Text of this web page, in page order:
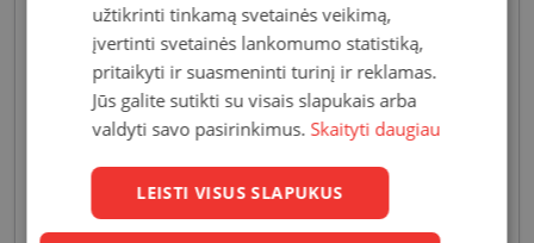
Akiniai moterims dažniausiai pasižymi subtiliais
dizaino elementais, suteikiančiais harmoningą bei
moterišką įvaizdį. Šiandien dienai stilių bei medžiagų
įvairovė leidžia akinių dizaineriams pristatyti Jums
tiek klasikinių, tiek netikėčiausių ir drąsiausių
sprendimų akinių rėmelių. Tai ne tik regėjimo
korekcija, tačiau ir stilingas kasdieninės išvaizdos
akcentas.
užtikrinti tinkamą svetainės veikimą,
įvertinti svetainės lankomumo statistiką,
pritaikyti ir suasmeninti turinį ir reklamas.
Jūs galite sutikti su visais slapukais arba
valdyti savo pasirinkimus. Skaityti daugiau
LEISTI VISUS SLAPUKUS